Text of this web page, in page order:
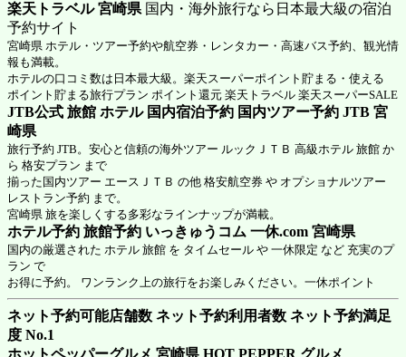
楽天トラベル 宮崎県 国内・海外旅行なら日本最大級の宿泊
予約サイト
宮崎県 ホテル・ツアー予約や航空券・レンタカー・高速バス予約、観光情
報も満載。
ホテルの口コミ数は日本最大級。楽天スーパーポイント貯まる・使える
ポイント貯まる旅行プラン ポイント還元 楽天トラベル 楽天スーパーSALE
JTB公式 旅館 ホテル 国内宿泊予約 国内ツアー予約 JTB 宮
崎県
旅行予約 JTB。安心と信頼の海外ツアー ルックＪＴＢ 高級ホテル 旅館 か
ら 格安プラン まで
揃った国内ツアー エースＪＴＢ の他 格安航空券 や オプショナルツアー
レストラン予約 まで。
宮崎県 旅を楽しくする多彩なラインナップが満載。
ホテル予約 旅館予約 いっきゅうコム 一休.com 宮崎県
国内の厳選された ホテル 旅館 を タイムセール や 一休限定 など 充実のプ
ラン で
お得に予約。 ワンランク上の旅行をお楽しみください。一休ポイント
ネット予約可能店舗数 ネット予約利用者数 ネット予約満足
度 No.1
ホットペッパーグルメ 宮崎県 HOT PEPPER グルメ